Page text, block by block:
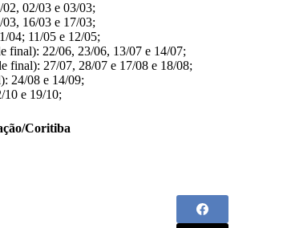
02, 02/03 e 03/03;
03, 16/03 e 17/03;
04; 11/05 e 12/05;
final): 22/06, 23/06, 13/07 e 14/07;
final): 27/07, 28/07 e 17/08 e 18/08;
24/08 e 14/09;
10 e 19/10;
Coritiba